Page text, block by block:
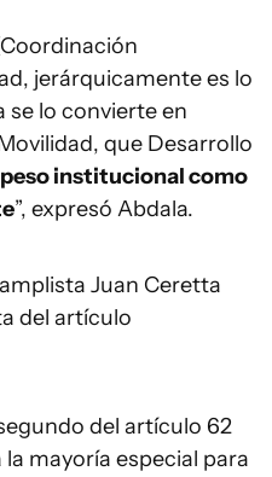
jerárquicamente es lo
se lo convierte en
que Desarrollo
institucional como
”, expresó Abdala.
Juan Ceretta
del artículo
del artículo 62
mayoría especial para